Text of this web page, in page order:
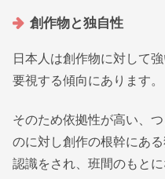
創作物と独自性
日本人は創作物に対して
要視する傾向にあります。
そのため依拠性が高い、
のに対し創作の根幹にあ
認識をされ、班間のもと